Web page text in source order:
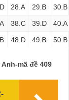
28.A 29.B 30.B
38.C 39.D 40.A
48.D 49.B 50.B
mã đề 409